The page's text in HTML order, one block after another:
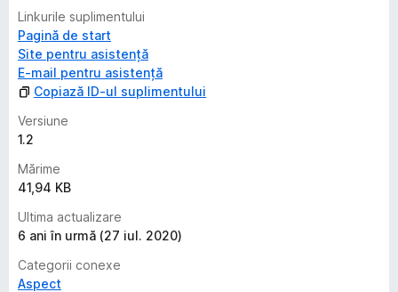
a
l
u
ă
r
Linkurile suplimentului
Pagină de start
Site pentru asistență
E-mail pentru asistență
Copiază ID-ul suplimentului
Versiune
1.2
Mărime
41,94 KB
Ultima actualizare
6 ani în urmă (27 iul. 2020)
Categorii conexe
Aspect